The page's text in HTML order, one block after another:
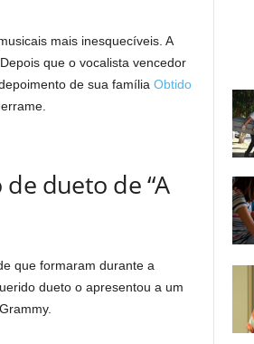
mais inesquecíveis. A
Depois que o vocalista vencedor
de sua família Obtido
dueto de “A
que formaram durante a
dueto o apresentou a um